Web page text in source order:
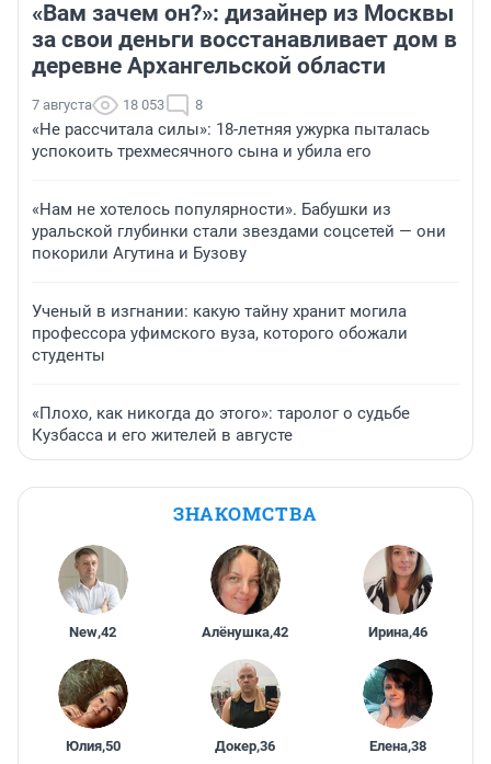
«Вам зачем он?»: дизайнер из Москвы
за свои деньги восстанавливает дом в
деревне Архангельской области
7 августа 18 053 8
«Не рассчитала силы»: 18-летняя ужурка пыталась
успокоить трехмесячного сына и убила его
«Нам не хотелось популярности». Бабушки из
уральской глубинки стали звездами соцсетей — они
покорили Агутина и Бузову
Ученый в изгнании: какую тайну хранит могила
профессора уфимского вуза, которого обожали
студенты
«Плохо, как никогда до этого»: таролог о судьбе
Кузбасса и его жителей в августе
ЗНАКОМСТВА
New,42 Алёнушка,42 Ирина,46
Юлия,50 Докер,36 Елена,38